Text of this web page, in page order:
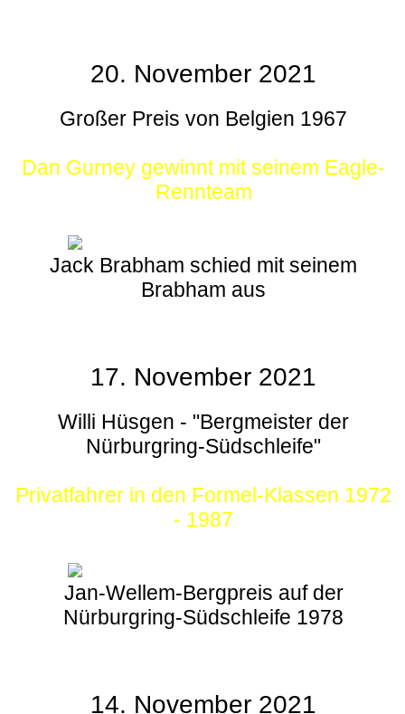
20. November 2021
Großer Preis von Belgien 1967
Dan Gurney gewinnt mit seinem Eagle-
Rennteam
Jack Brabham schied mit seinem
Brabham aus
17. November 2021
Willi Hüsgen - "Bergmeister der
Nürburgring-Südschleife"
Privatfahrer in den Formel-Klassen 1972
- 1987
Jan-Wellem-Bergpreis auf der
Nürburgring-Südschleife 1978
14. November 2021